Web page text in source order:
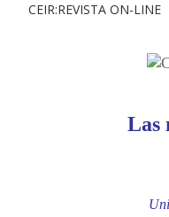
CEIR:REVISTA ON-LINE
Las